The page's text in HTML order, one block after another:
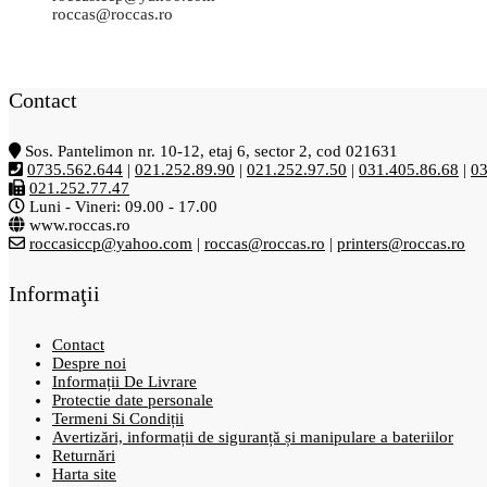
roccas@roccas.ro
Contact
Sos. Pantelimon nr. 10-12, etaj 6, sector 2, cod 021631
0735.562.644 | 021.252.89.90 | 021.252.97.50 | 031.405.86.68 |
021.252.77.47
Luni - Vineri: 09.00 - 17.00
www.roccas.ro
roccasiccp@yahoo.com | roccas@roccas.ro | printers@roccas.ro
Informaţii
Contact
Despre noi
Informații De Livrare
Protectie date personale
Termeni Si Condiții
Avertizări, informații de siguranță și manipulare a bateriilor
Returnări
Harta site